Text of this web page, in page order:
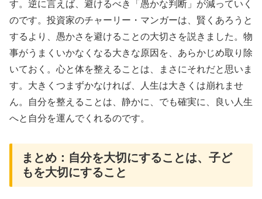
す。逆に言えば、避けるべき「愚かな判断」が減っていく
のです。投資家のチャーリー・マンガーは、賢くあろうと
するより、愚かさを避けることの大切さを説きました。物
事がうまくいかなくなる大きな原因を、あらかじめ取り除
いておく。心と体を整えることは、まさにそれだと思いま
す。大きくつまずかなければ、人生は大きくは崩れませ
ん。自分を整えることは、静かに、でも確実に、良い人生
へと自分を運んでくれるのです。
まとめ：自分を大切にすることは、子ど
もを大切にすること